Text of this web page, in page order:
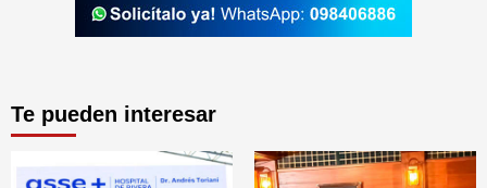
Te pueden interesar